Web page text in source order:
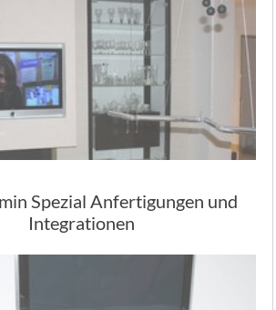
Spezial Anfertigungen und
Integrationen